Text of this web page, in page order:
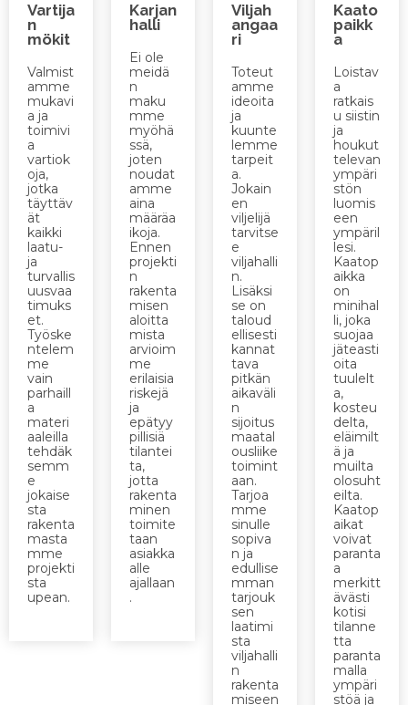
Vartija
n
mökit
Valmist
amme
mukavi
a ja
toimivi
a
vartiok
oja,
jotka
täyttäv
ät
kaikki
laatu-
ja
turvallis
uusvaa
timuks
et.
Työske
ntelem
me
vain
parhaill
a
materi
aaleilla
tehdäk
semm
e
jokaise
sta
rakenta
masta
mme
projekti
sta
upean.
Karjan
halli
Ei ole
meidä
n
maku
mme
myöhä
ssä,
joten
noudat
amme
aina
määräa
ikoja.
Ennen
projekti
n
rakenta
misen
aloitta
mista
arvioim
me
erilaisia
riskejä
ja
epätyy
pillisiä
tilantei
ta,
jotta
rakenta
minen
toimite
taan
asiakka
alle
ajallaan
.
Viljah
angaa
ri
Toteut
amme
ideoita
ja
kuunte
lemme
tarpeit
a.
Jokain
en
viljelijä
tarvitse
e
viljahalli
n.
Lisäksi
se on
taloud
ellisesti
kannat
tava
pitkän
aikaväli
n
sijoitus
maatal
ousliike
toimint
aan.
Tarjoa
mme
sinulle
sopiva
n ja
edullise
mman
tarjouk
sen
laatimi
sta
viljahalli
n
rakenta
miseen
Kaato
paikk
a
Loistav
a
ratkais
u siistin
ja
houkut
televan
ympäri
stön
luomis
een
ympäril
lesi.
Kaatop
aikka
on
minihal
li, joka
suojaa
jäteasti
oita
tuulelt
a,
kosteu
delta,
eläimilt
ä ja
muilta
olosuht
eilta.
Kaatop
aikat
voivat
paranta
a
merkitt
ävästi
kotisi
tilanne
tta
paranta
malla
ympäri
stöä ja